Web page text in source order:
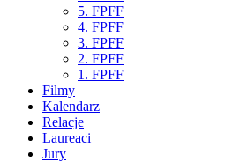
5. FPFF
4. FPFF
3. FPFF
2. FPFF
1. FPFF
Filmy
Kalendarz
Relacje
Laureaci
Jury